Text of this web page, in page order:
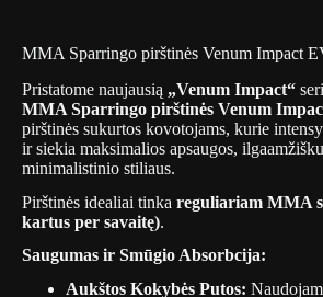
MMA Sparringo pirštinės Venum Impact
Pristatome naujausią „Venum Impact“
MMA Sparringo pirštinės Venum
pirštinės sukurtos kovotojams, kurie
ir siekia maksimalios apsaugos,
minimalistinio stiliaus.
Pirštinės idealiai tinka reguliariam MMA
kartus per savaitę).
Saugumas ir Smūgio Absorbcija:
Aukštos Kokybės Putos: